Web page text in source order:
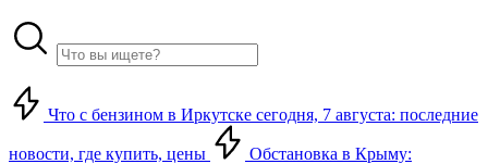
Что с бензином в Иркутске сегодня, 7 августа: последние
новости, где купить, цены
Обстановка в Крыму: